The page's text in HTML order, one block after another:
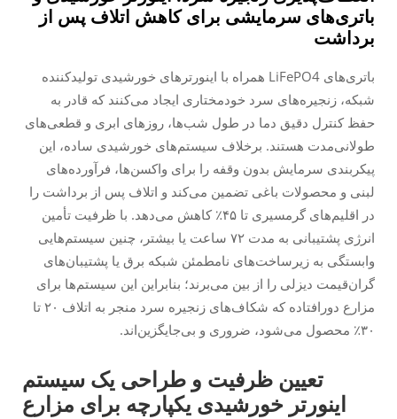
باتری‌های سرمایشی برای کاهش اتلاف پس از
برداشت
باتری‌های LiFePO4 همراه با اینورترهای خورشیدی تولیدکننده
شبکه، زنجیره‌های سرد خودمختاری ایجاد می‌کنند که قادر به
حفظ کنترل دقیق دما در طول شب‌ها، روزهای ابری و قطعی‌های
طولانی‌مدت هستند. برخلاف سیستم‌های خورشیدی ساده، این
پیکربندی سرمایش بدون وقفه را برای واکسن‌ها، فرآورده‌های
لبنی و محصولات باغی تضمین می‌کند و اتلاف پس از برداشت را
در اقلیم‌های گرمسیری تا ۴۵٪ کاهش می‌دهد. با ظرفیت تأمین
انرژی پشتیبانی به مدت ۷۲ ساعت یا بیشتر، چنین سیستم‌هایی
وابستگی به زیرساخت‌های نامطمئن شبکه برق یا پشتیبان‌های
گران‌قیمت دیزلی را از بین می‌برند؛ بنابراین این سیستم‌ها برای
مزارع دورافتاده که شکاف‌های زنجیره سرد منجر به اتلاف ۲۰ تا
۳۰٪ محصول می‌شود، ضروری و بی‌جایگزین‌اند.
تعیین ظرفیت و طراحی یک سیستم
اینورتر خورشیدی یکپارچه برای مزارع